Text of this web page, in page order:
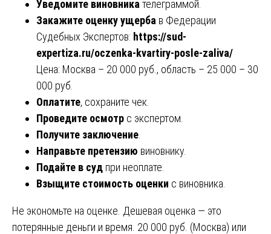
Уведомите виновника телеграммой.
Закажите оценку ущерба в Федерации
Судебных Экспертов: https://sud-
expertiza.ru/oczenka-kvartiry-posle-zaliva/
Цена: Москва – 20 000 руб., область – 25 000 – 30
000 руб.
Оплатите, сохраните чек.
Проведите осмотр с экспертом.
Получите заключение
Направьте претензию виновнику.
Подайте в суд при неоплате.
Взыщите стоимость оценки с виновника.
Не экономьте на оценке. Дешевая оценка — это
потерянные деньги и время. 20 000 руб. (Москва) или